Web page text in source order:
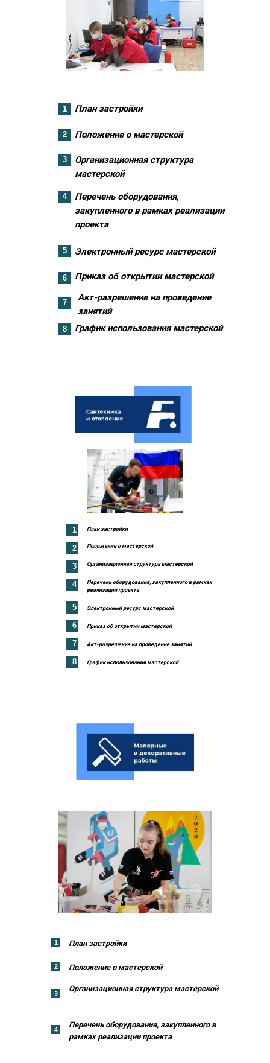
План застройки
Положение о мастерской
Организационная структура
мастерской
Перечень оборудования,
закупленного в рамках реализации
проекта
Электронный ресурс мастерской
Приказ об открытии мастерской
Акт-разрешение на проведение
занятий
График использования мастерской
1
2
3
4
5
6
7
8
План застройки
Положение о мастерской
Организационная структура мастерской
Перечень оборудования, закупленного в рамках
реализации проекта
Электронный ресурс мастерской
Приказ об открытии мастерской
Акт-разрешение на проведение занятий
График использования мастерской
1
2
3
4
5
6
7
8
План застройки
Положение о мастерской
Организационная структура мастерской
Перечень оборудования, закупленного в
рамках реализации проекта
1
2
3
4